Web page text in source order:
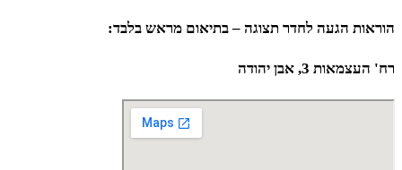
הוראות הגעה לחדר תצוגה – בתיאום מראש בלבד:
רח' העצמאות 3, אבן יהודה